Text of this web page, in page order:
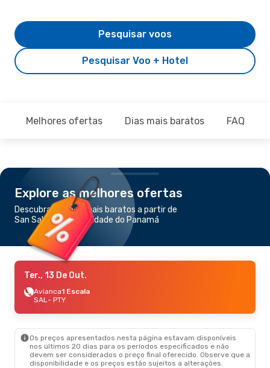
Pesquisar Voo + Hotel
Pesquisar voos
Melhores ofertas Dias mais baratos FAQ
Explore as melhores ofertas
Descubra os voos mais baratos a partir de
San Salvador para Cidade do Panamá
Ter., 13 De Out.
Avianca1 Escala
SAL- PTY
Os preços apresentados nesta página estavam disponíveis
nos últimos 20 dias para os períodos especificados e não
devem ser considerados o preço final oferecido. Observe que a
disponibilidade e os preços estão sujeitos a alterações.